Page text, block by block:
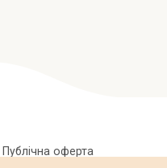
Публічна оферта